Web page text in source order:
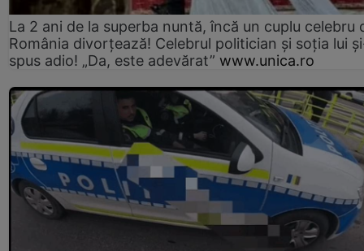
La 2 ani de la superba nuntă, încă un cuplu celebru
România divorțează! Celebrul politician și soția lui
spus adio! „Da, este adevărat” www.unica.ro